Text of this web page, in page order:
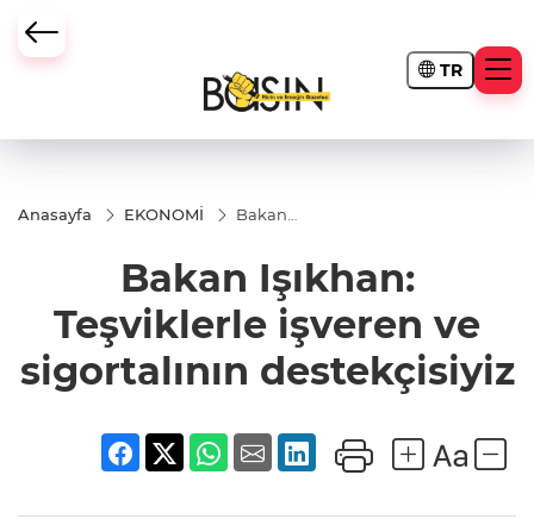
TR
Anasayfa EKONOMİ
Bakan
işveren ve
sigortalının
destekçisiyiz
Bakan Işıkhan:
Teşviklerle işveren ve
sigortalının destekçisiyiz